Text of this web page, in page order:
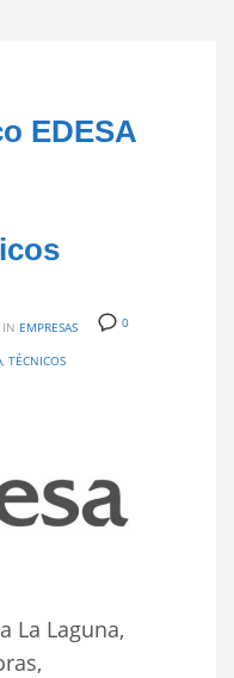
EDESA
0
IN EMPRESAS
, TÉCNICOS
La Laguna,